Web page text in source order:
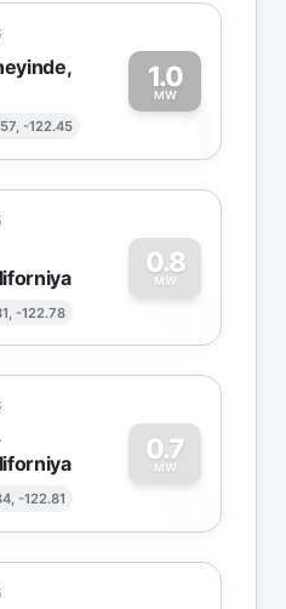
-122.45
1.0
MW1
-122.78
0.8
MW
0
-122.81
0.7
MW
0